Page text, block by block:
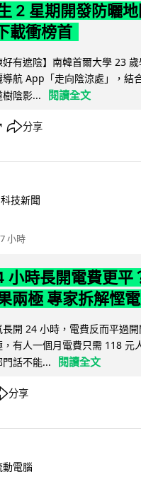
2 星期開發防曬
載衝榜首
好有遮陰】南韓首爾大學 23
導航 App「走向陰涼處」，結
陰影...
閱讀全文
分享
科技新聞
小時
小時長開電費更平
兩極 專家拆解慳
開 24 小時，電費反而平過
有人一個月電費只需 118 元
話不能...
閱讀全文
分享
動電腦